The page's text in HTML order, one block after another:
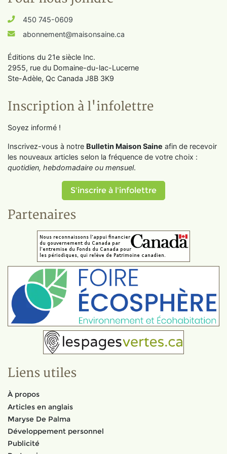
450 745-0609
abonnement@maisonsaine.ca
Éditions du 21e siècle Inc.
2955, rue du Domaine-du-lac-Lucerne
Ste-Adèle, Qc Canada J8B 3K9
Inscription à l'infolettre
Soyez informé !
Inscrivez-vous à notre Bulletin Maison Saine afin de recevoir
les nouveaux articles selon la fréquence de votre choix :
quotidien, hebdomadaire ou mensuel.
S'inscrire à l'infolettre
Partenaires
Liens utiles
À propos
Articles en anglais
Maryse De Palma
Développement personnel
Publicité